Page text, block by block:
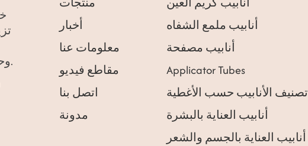
إيثيلين، وأنابيب ABL، وحاويات مستحضرات التجميل.
أخبار
معلومات عنا
مقاطع فيديو
اتصل بنا
مدونة
أنابيب ملمع الشفاه
أنابيب مصفحة
Applicator Tubes
تصنيف الأنابيب حسب الأغطية
أنابيب العناية بالبشرة
أنابيب العناية بالجسم والشعر